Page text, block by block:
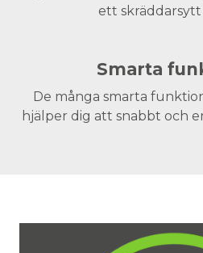
ett
Smarta
De många smarta
hjälper dig att snabbt och